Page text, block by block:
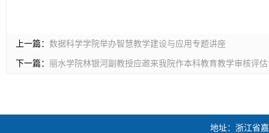
上一篇： 数据科学学院举办智慧教学建设与应用专题讲座
下一篇： 丽水学院林银河副教授应邀来我院作本科教育教学审核评
地址：浙江省